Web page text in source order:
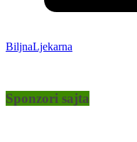
BiljnaLjekarna
Sponzori sajta